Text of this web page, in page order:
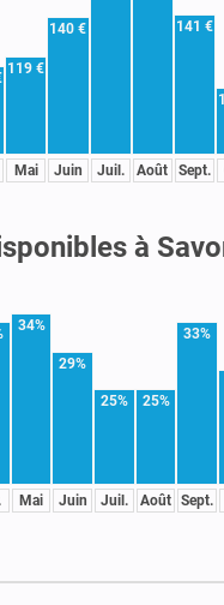
119 €
Mai
140 €
Juin Juil. Août
141 €
Sept.
à
34%
Mai
29%
Juin
25%
Juil.
25%
Août
33%
Sept.